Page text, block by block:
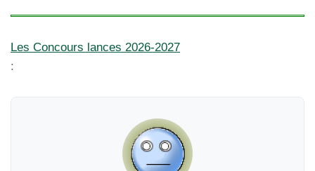
Les Concours lances 2026-2027
: